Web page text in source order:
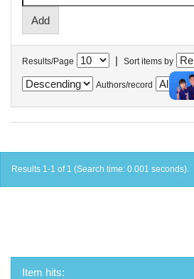
Results/Page | Sort items by
Authors/record
Results 1-1 of 1 (Search time: 0.001 seconds).
Item hits: